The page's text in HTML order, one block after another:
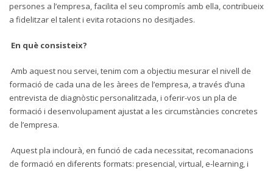
persones a l’empresa, facilita el seu compromís amb ella, contribueix
a fidelitzar el talent i evita rotacions no desitjades.
En què consisteix?
Amb aquest nou servei, tenim com a objectiu mesurar el nivell de
formació de cada una de les àrees de l’empresa, a través d’una
entrevista de diagnòstic personalitzada, i oferir-vos un pla de
formació i desenvolupament ajustat a les circumstàncies concretes
de l’empresa.
Aquest pla inclourà, en funció de cada necessitat, recomanacions
de formació en diferents formats: presencial, virtual, e-learning, i